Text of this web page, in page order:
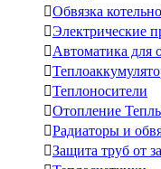
Обвязка
Электрические
Автоматика для

Теплоносители
Отопление
Радиаторы и
Защита труб от